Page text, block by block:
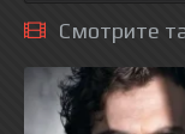
Смотрите